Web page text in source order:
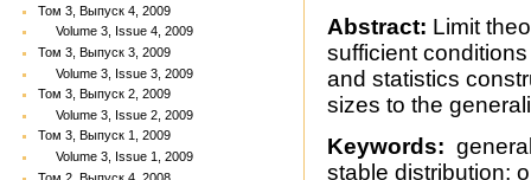
Том 3, Выпуск 4, 2009
Volume 3, Issue 4, 2009
Том 3, Выпуск 3, 2009
Volume 3, Issue 3, 2009
Том 3, Выпуск 2, 2009
Volume 3, Issue 2, 2009
Том 3, Выпуск 1, 2009
Volume 3, Issue 1, 2009
Том 2, Выпуск 4, 2008
Abstract: Limit
sufficient
and statistics
sizes to the
Keywords:
stable distribution;